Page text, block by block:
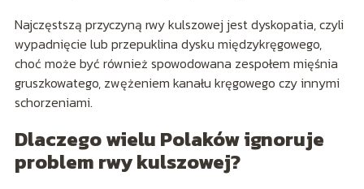
Najczęstszą przyczyną rwy kulszowej jest dyskopatia, czyli
wypadnięcie lub przepuklina dysku międzykręgowego,
choć może być również spowodowana zespołem mięśnia
gruszkowatego, zwężeniem kanału kręgowego czy innymi
schorzeniami.
Dlaczego wielu Polaków ignoruje
problem rwy kulszowej?